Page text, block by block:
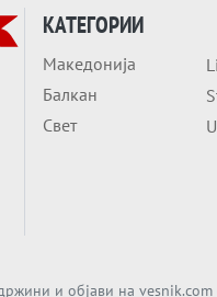
КАТЕГОРИИ
Македонија
Балкан
Свет
и објави на